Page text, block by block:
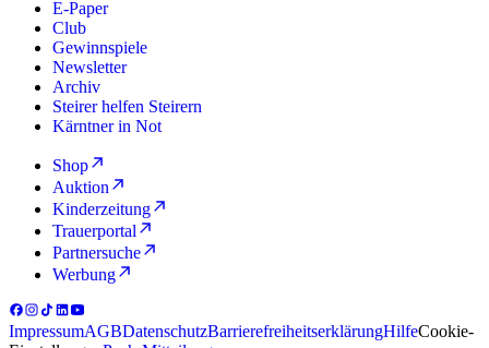
E-Paper
Club
Gewinnspiele
Newsletter
Archiv
Steirer helfen Steirern
Kärntner in Not
Shop
Auktion
Kinderzeitung
Trauerportal
Partnersuche
Werbung
ImpressumAGBDatenschutzBarrierefreiheitserklärungHilfeCookie-